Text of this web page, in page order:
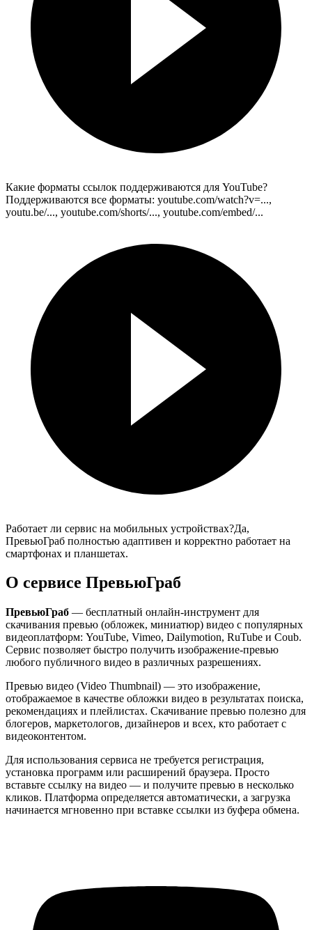
Какие форматы ссылок поддерживаются для YouTube?
Поддерживаются все форматы: youtube.com/watch?v=...,
youtu.be/..., youtube.com/shorts/..., youtube.com/embed/...
Работает ли сервис на мобильных устройствах?Да,
ПревьюГраб полностью адаптивен и корректно работает на
смартфонах и планшетах.
О сервисе ПревьюГраб
ПревьюГраб — бесплатный онлайн-инструмент для
скачивания превью (обложек, миниатюр) видео с популярных
видеоплатформ: YouTube, Vimeo, Dailymotion, RuTube и Coub.
Сервис позволяет быстро получить изображение-превью
любого публичного видео в различных разрешениях.
Превью видео (Video Thumbnail) — это изображение,
отображаемое в качестве обложки видео в результатах поиска,
рекомендациях и плейлистах. Скачивание превью полезно для
блогеров, маркетологов, дизайнеров и всех, кто работает с
видеоконтентом.
Для использования сервиса не требуется регистрация,
установка программ или расширений браузера. Просто
вставьте ссылку на видео — и получите превью в несколько
кликов. Платформа определяется автоматически, а загрузка
начинается мгновенно при вставке ссылки из буфера обмена.